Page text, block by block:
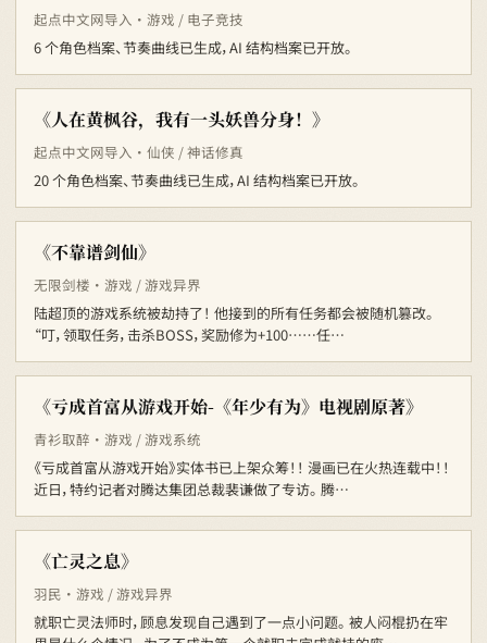
起点中文网导入 · 游戏 / 电子竞技
6 个角色档案、节奏曲线已生成，AI 结构档案已开放。
《人在黄枫谷，我有一头妖兽分身！》
起点中文网导入 · 仙侠 / 神话修真
20 个角色档案、节奏曲线已生成，AI 结构档案已开放。
《不靠谱剑仙》
无限剑楼 · 游戏 / 游戏异界
陆超顶的游戏系统被劫持了！ 他接到的所有任务都会被随机篡改。
“叮，领取任务，击杀BOSS，奖励修为+100……任…
《亏成首富从游戏开始-《年少有为》电视剧原著》
青衫取醉 · 游戏 / 游戏系统
《亏成首富从游戏开始》实体书已上架众筹！！ 漫画已在火热连载中！！
近日，特约记者对腾达集团总裁裴谦做了专访。 腾…
《亡灵之息》
羽民 · 游戏 / 游戏异界
就职亡灵法师时，顾息发现自己遇到了一点小问题。 被人闷棍扔在牢